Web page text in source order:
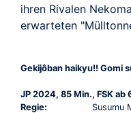
ihren Rivalen
erwarteten
Gekijôban haikyu!! Gomi
JP 2024, 85 Min., FSK ab
Regie:
Susumu